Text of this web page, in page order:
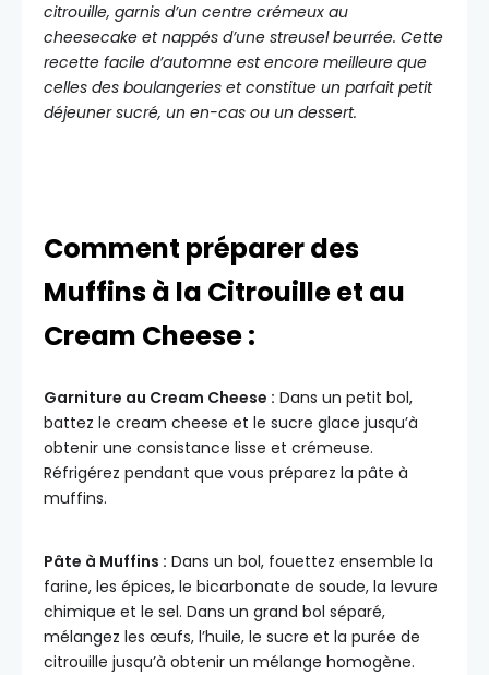
citrouille, garnis d’un centre crémeux au
cheesecake et nappés d’une streusel beurrée. Cette
recette facile d’automne est encore meilleure que
celles des boulangeries et constitue un parfait petit
déjeuner sucré, un en-cas ou un dessert.
Comment préparer des
Muffins à la Citrouille et au
Cream Cheese :
Garniture au Cream Cheese : Dans un petit bol,
battez le cream cheese et le sucre glace jusqu’à
obtenir une consistance lisse et crémeuse.
Réfrigérez pendant que vous préparez la pâte à
muffins.
Pâte à Muffins : Dans un bol, fouettez ensemble la
farine, les épices, le bicarbonate de soude, la levure
chimique et le sel. Dans un grand bol séparé,
mélangez les œufs, l’huile, le sucre et la purée de
citrouille jusqu’à obtenir un mélange homogène.